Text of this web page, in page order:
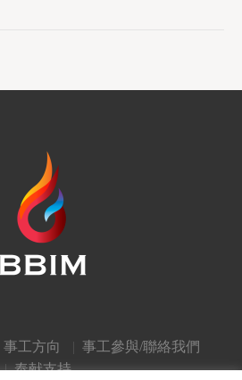
事工方向
事工參與/聯絡我們
奉献支持